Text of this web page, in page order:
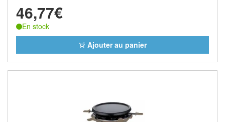
46,77€
En stock
Ajouter au panier